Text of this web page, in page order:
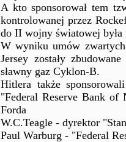
A kto sponsorował tem
kontrolowanej przez
do II wojny światowej
W wyniku umów
Jersey zostały
sławny gaz Cyklon-B.
Hitlera także
"Federal Reserve Bank
Forda
W.C.Teagle - dyrektor
Paul Warburg - "Federal